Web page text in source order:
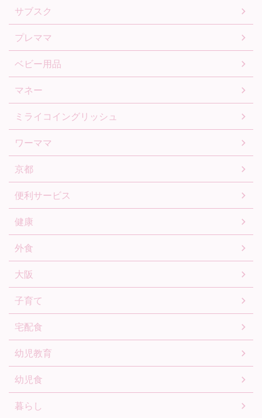
サブスク
プレママ
ベビー用品
マネー
ミライコイングリッシュ
ワーママ
京都
便利サービス
健康
外食
大阪
子育て
宅配食
幼児教育
幼児食
暮らし